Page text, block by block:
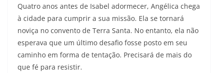
Quatro anos antes de Isabel adormecer, Angélica chega
à cidade para cumprir a sua missão. Ela se tornará
noviça no convento de Terra Santa. No entanto, ela não
esperava que um último desafio fosse posto em seu
caminho em forma de tentação. Precisará de mais do
que fé para resistir.